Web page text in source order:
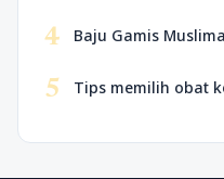
4 Baju Gamis
5 Tips memilih obat